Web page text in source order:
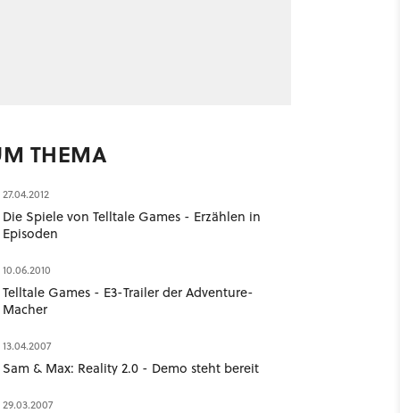
THEMA
27.04.2012
Die Spiele von Telltale Games - Erzählen in
Episoden
10.06.2010
Telltale Games - E3-Trailer der Adventure-
Macher
13.04.2007
Sam & Max: Reality 2.0 - Demo steht bereit
29.03.2007